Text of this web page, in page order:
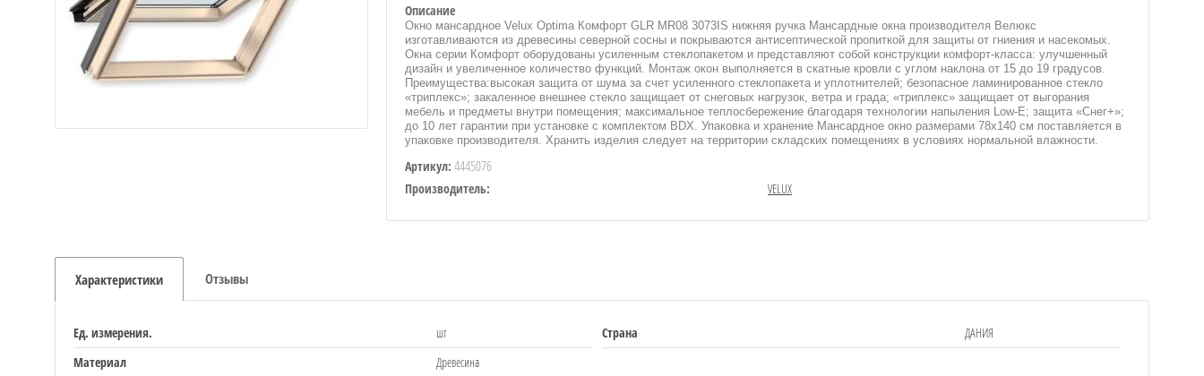
Описание
Окно мансардное Velux Optima Комфорт GLR MR08 3073IS нижняя ручка Мансардные окна производителя Велюкс
изготавливаются из древесины северной сосны и покрываются антисептической пропиткой для защиты от гниения и насекомых.
Окна серии Комфорт оборудованы усиленным стеклопакетом и представляют собой конструкции комфорт-класса: улучшенный
дизайн и увеличенное количество функций. Монтаж окон выполняется в скатные кровли с углом наклона от 15 до 19 градусов.
Преимущества:высокая защита от шума за счет усиленного стеклопакета и уплотнителей; безопасное ламинированное стекло
«триплекс»; закаленное внешнее стекло защищает от снеговых нагрузок, ветра и града; «триплекс» защищает от выгорания
мебель и предметы внутри помещения; максимальное теплосбережение благодаря технологии напыления Low-E; защита «Снег+»;
до 10 лет гарантии при установке с комплектом BDX. Упаковка и хранение Мансардное окно размерами 78x140 см поставляется в
упаковке производителя. Хранить изделия следует на территории складских помещениях в условиях нормальной влажности.
Артикул: 4445076
Производитель: VELUX
Характеристики Отзывы
Ед. измерения.
шт
Материал
Древесина
Страна ДАНИЯ